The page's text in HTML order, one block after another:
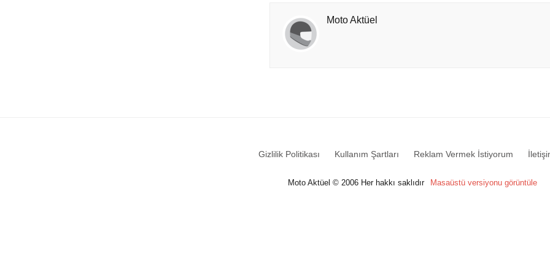
Moto Aktüel
Gizlilik Politikası Kullanım Şartları Reklam Vermek İstiyorum
Moto Aktüel © 2006 Her hakkı saklıdır Masaüstü versiyonu görüntüle